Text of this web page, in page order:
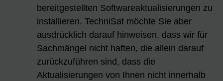
bereitgestellten Softwareaktualisierungen zu
installieren. TechniSat möchte Sie aber
ausdrücklich darauf hinweisen, dass wir für
Sachmängel nicht haften, die allein darauf
zurückzuführen sind, dass die
Aktualisierungen von Ihnen nicht innerhalb